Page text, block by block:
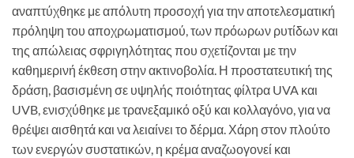
αναπτύχθηκε με απόλυτη προσοχή για την αποτελεσματική
πρόληψη του αποχρωματισμού, των πρόωρων ρυτίδων και
της απώλειας σφριγηλότητας που σχετίζονται με την
καθημερινή έκθεση στην ακτινοβολία. Η προστατευτική της
δράση, βασισμένη σε υψηλής ποιότητας φίλτρα UVA και
UVB, ενισχύθηκε με τρανεξαμικό οξύ και κολλαγόνο, για να
θρέψει αισθητά και να λειαίνει το δέρμα. Χάρη στον πλούτο
των ενεργών συστατικών, η κρέμα αναζωογονεί και